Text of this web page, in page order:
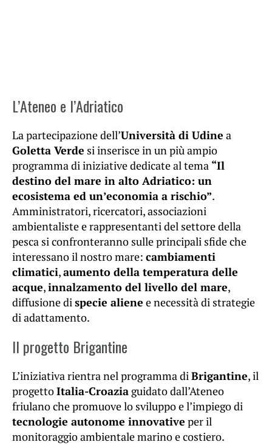
L’Ateneo e l’Adriatico
La partecipazione dell’Università di Udine a
Goletta Verde si inserisce in un più ampio
programma di iniziative dedicate al tema “Il
destino del mare in alto Adriatico: un
ecosistema ed un’economia a rischio”.
Amministratori, ricercatori, associazioni
ambientaliste e rappresentanti del settore della
pesca si confronteranno sulle principali sfide che
interessano il nostro mare: cambiamenti
climatici,aumento della temperatura delle
acque,innalzamento del livello del mare,
diffusione dispecie aliene e necessità di strategie
di adattamento.
Il progetto Brigantine
L’iniziativa rientra nel programma diBrigantine, il
progettoItalia-Croazia guidato dall’Ateneo
friulano che promuove lo sviluppo e l’impiego di
tecnologie autonome innovative per il
monitoraggio ambientale marino e costiero.